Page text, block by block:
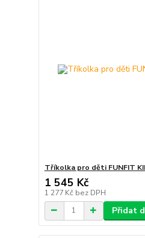
Tříkolka pro děti FUNFIT
1 545 Kč
1 277 Kč bez DPH
Přidat